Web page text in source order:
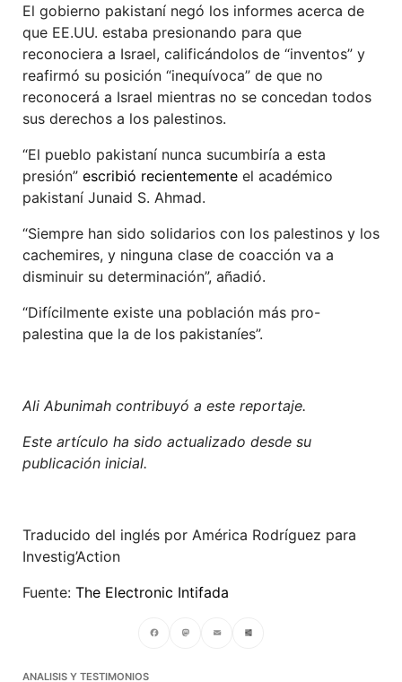
El gobierno pakistaní negó los informes acerca de
que EE.UU. estaba presionando para que
reconociera a Israel, calificándolos de “inventos” y
reafirmó su posición “inequívoca” de que no
reconocerá a Israel mientras no se concedan todos
sus derechos a los palestinos.
“El pueblo pakistaní nunca sucumbiría a esta
presión” escribió recientemente el académico
pakistaní Junaid S. Ahmad.
“Siempre han sido solidarios con los palestinos y los
cachemires, y ninguna clase de coacción va a
disminuir su determinación”, añadió.
“Difícilmente existe una población más pro-
palestina que la de los pakistaníes”.
Ali Abunimah contribuyó a este reportaje.
Este artículo ha sido actualizado desde su
publicación inicial.
Traducido del inglés por América Rodríguez para
Investig’Action
Fuente: The Electronic Intifada
Facebook
ANALISIS Y TESTIMONIOS